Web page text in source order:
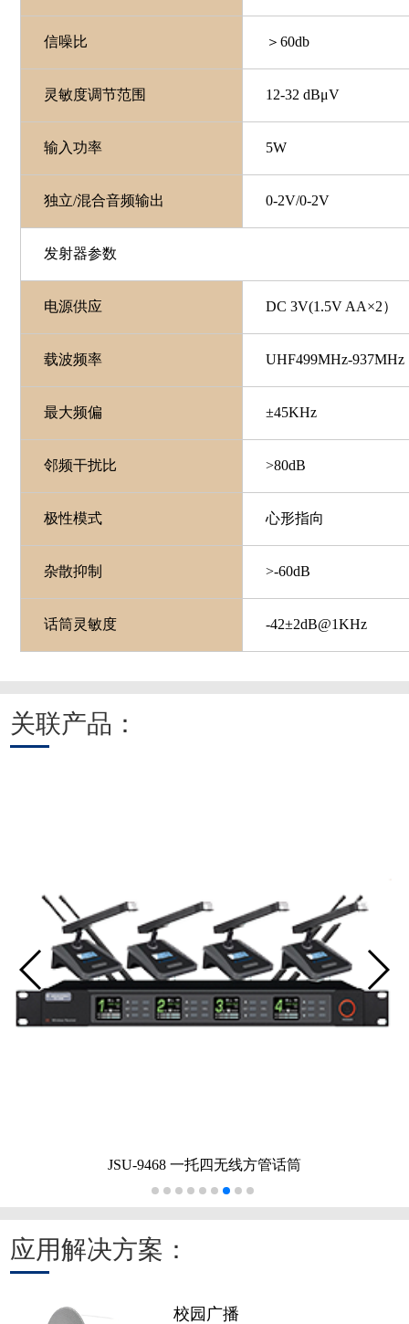
信噪比 ＞60db
灵敏度调节范围 12-32 dBμV
输入功率 5W
独立/混合音频输出 0-2V/0-2V
发射器参数
电源供应 DC 3V(1.5V AA×2）
载波频率 UHF499MHz-937MHz
最大频偏 ±45KHz
邻频干扰比 >80dB
极性模式 心形指向
杂散抑制 >-60dB
话筒灵敏度 -42±2dB@1KHz
关联产品：
JSU-9468 一托四无线方管话筒
应用解决方案：
校园广播